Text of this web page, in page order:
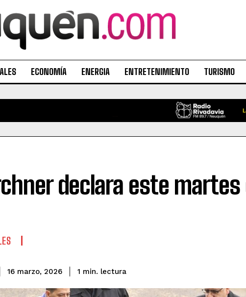
ECONOMÍA ENERGIA ENTRETENIMIENTO TURISMO
declara este martes
16 marzo, 2026 1 min. lectura